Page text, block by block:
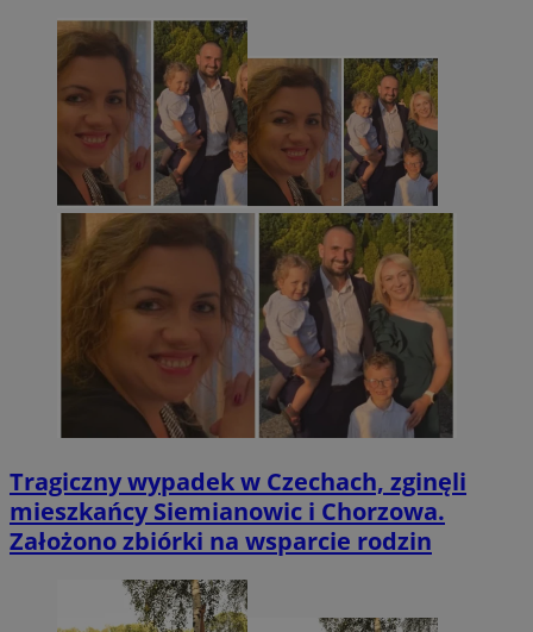
Tragiczny wypadek w Czechach, zginęli
mieszkańcy Siemianowic i Chorzowa.
Założono zbiórki na wsparcie rodzin